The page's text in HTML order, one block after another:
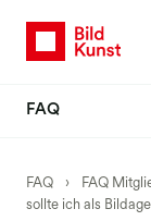
FAQ
Mitglied
FAQ › FAQ
sollte ich als